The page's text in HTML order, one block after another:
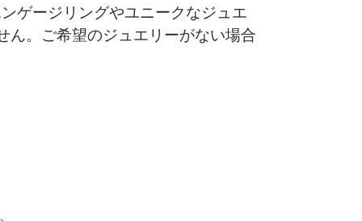
ゲージリングやユニークなジュエ
ん。ご希望のジュエリーがない場合